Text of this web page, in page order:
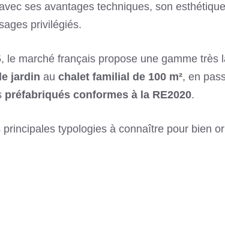
ses avantages techniques, son
privilégiés.
le marché français propose une gamme très
jardin au chalet familial de 100 m², en
préfabriqués conformes à la RE2020.
principales typologies à connaître pour bien